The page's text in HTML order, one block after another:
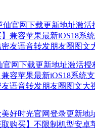
官网下载更新地址激活
容苹果最新iOS18系统
语音转发朋友圈图文大